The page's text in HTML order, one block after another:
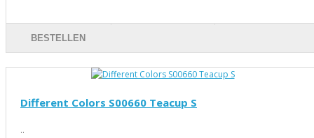
BESTELLEN
Different Colors S00660 Teacup S
..